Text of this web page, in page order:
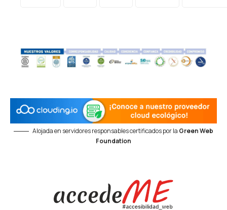
Alojada en servidores responsables certificados por la Green Web
Foundation